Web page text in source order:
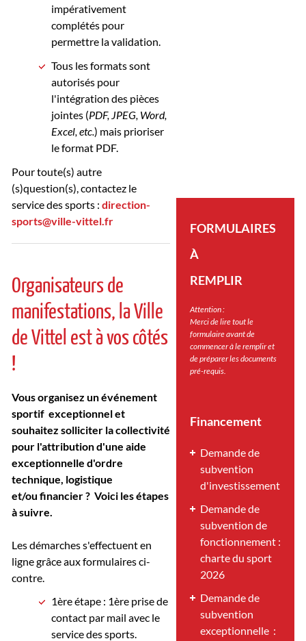
impérativement
complétés pour
permettre la validation.
Tous les formats sont
autorisés pour
l'intégration des pièces
jointes (PDF, JPEG, Word,
Excel, etc.) mais prioriser
le format PDF.
Pour toute(s) autre
(s)question(s), contactez le
service des sports : direction-
sports@ville-vittel.fr
Organisateurs de
manifestations, la Ville
de Vittel est à vos côtés
!
Vous organisez un événement
sportif exceptionnel et
souhaitez solliciter la collectivité
pour l'attribution d'une aide
exceptionnelle d'ordre
technique, logistique
et/ou financier ? Voici les étapes
à suivre.
Les démarches s'effectuent en
ligne grâce aux formulaires ci-
contre.
1ère étape : 1ère prise de
contact par mail avec le
service des sports.
FORMULAIRES
À
REMPLIR
Attention :
Merci de lire tout le
formulaire avant de
commencer à le remplir et
de préparer les documents
pré-requis.
Financement
Demande de
subvention
d'investissement
Demande de
subvention de
fonctionnement :
charte du sport
2026
Demande de
subvention
exceptionnelle :